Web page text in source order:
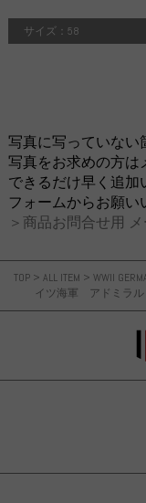
TOP> ALL ITEM > WWII
イツ海軍 アドミラ
サイズ：58
写真に写っていない
写真をお求めの方は
できるだけ早く追
フォームからお願い
＞商品お問合せ用